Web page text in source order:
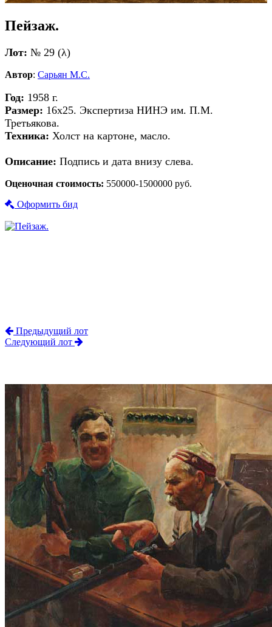
Пейзаж.
Лот: № 29 (λ)
Автор: Сарьян М.С.
Год: 1958 г.
Размер: 16x25. Экспертиза НИНЭ им. П.М.
Третьякова.
Техника: Холст на картоне, масло.
Описание: Подпись и дата внизу слева.
Оценочная стоимость: 550000-1500000 руб.
Оформить бид
Предыдущий лот
Следующий лот